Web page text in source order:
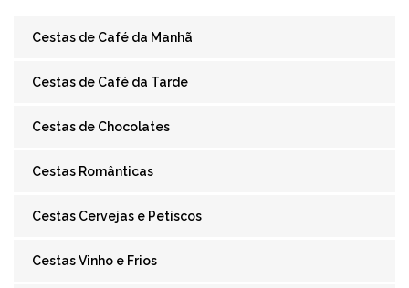
Cestas de Café da Manhã
Cestas de Café da Tarde
Cestas de Chocolates
Cestas Românticas
Cestas Cervejas e Petiscos
Cestas Vinho e Frios